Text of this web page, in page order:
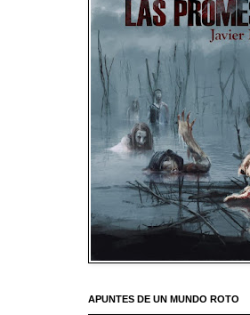
APUNTES DE UN MUNDO ROTO